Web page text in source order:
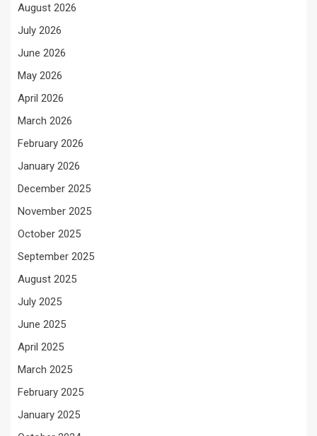
August 2026
July 2026
June 2026
May 2026
April 2026
March 2026
February 2026
January 2026
December 2025
November 2025
October 2025
September 2025
August 2025
July 2025
June 2025
April 2025
March 2025
February 2025
January 2025